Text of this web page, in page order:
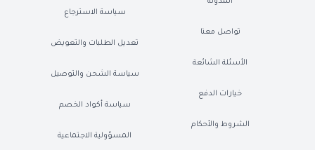
تواصل معنا
الأسئلة الشائعة
خيارات الدفع
الشروط والأحكام
سياسة الاسترجاع
تعديل الطلبات والتعويض
سياسة الشحن والتوصيل
سياسة أكواد الخصم
المسؤولية الاجتماعية